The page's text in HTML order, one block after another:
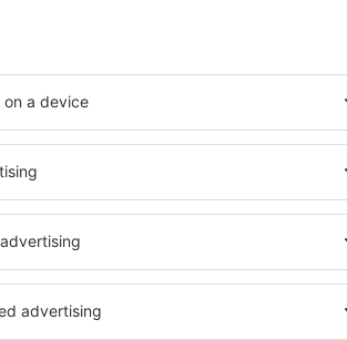
2 noci
další nabídky na ostrově Sylt
ostrov Sylt –